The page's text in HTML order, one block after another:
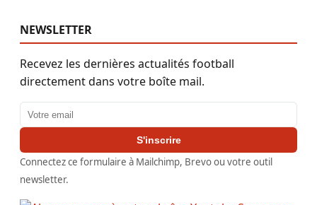
NEWSLETTER
Recevez les dernières actualités football
directement dans votre boîte mail.
Adresse email
S'inscrire
Connectez ce formulaire à Mailchimp, Brevo ou votre outil
newsletter.